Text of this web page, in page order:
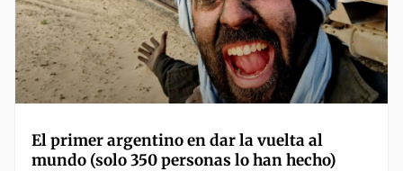
El primer argentino en dar la vuelta al
mundo (solo 350 personas lo han hecho)